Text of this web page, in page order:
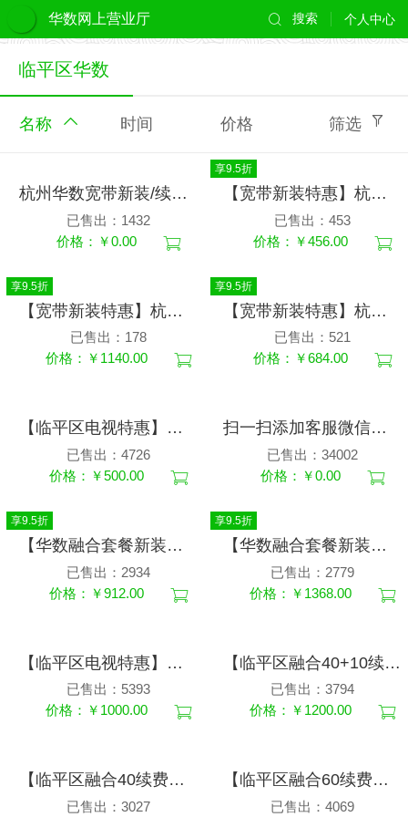
华数网上营业厅 个人中心
搜索
临平区华数
名称 时间 价格 筛选
杭州华数宽带新装/续费特惠价格请添加客服微信：wasu12345678咨询办理
已售出：1432
价格：￥0.00
享9.5折
【宽带新装特惠】杭州华数宽带新装480元12个月350M杭州区域新装用户都可办理（不含机顶盒）
已售出：453
价格：￥456.00
享9.5折
【宽带新装特惠】杭州华数宽带新装1200元12个月1000M杭州区域新装用户都可办理（不含机顶盒）
已售出：178
价格：￥1140.00
享9.5折
【宽带新装特惠】杭州华数宽带新装720元12个月600M杭州区域新装用户都可办理（不含机顶盒）
已售出：521
价格：￥684.00
【临平区电视特惠】电视充值充500元融合套餐续费单电视用户华数充值
已售出：4726
价格：￥500.00
扫一扫添加客服微信：wasu666666，查询到期时间办理续费更方便
已售出：34002
价格：￥0.00
享9.5折
【华数融合套餐新装】350M宽带+4K机顶盒一台包2年仅960元宽带电视新装限时优惠
已售出：2934
价格：￥912.00
享9.5折
【华数融合套餐新装】600M宽带+4K机顶盒一台包2年仅1440元宽带电视新装限时优惠
已售出：2779
价格：￥1368.00
【临平区电视特惠】电视充值1000元融合套餐续费华数电视充值
已售出：5393
价格：￥1000.00
【临平区融合40+10续费】350M宽带+4K电视续费1200元/24个月2台机顶盒用
已售出：3794
价格：￥1200.00
【临平区融合40续费】350M宽带+4K电视续费960元/24个月一台机顶盒用
已售出：3027
【临平区融合60续费】免费送600M宽带+4K电视服务1440元/24个月1台机顶盒
已售出：4069